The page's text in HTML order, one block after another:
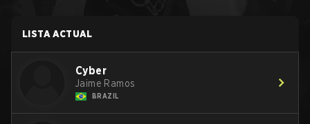
LISTA ACTUAL
Cyber
Jaime Ramos
BRAZIL